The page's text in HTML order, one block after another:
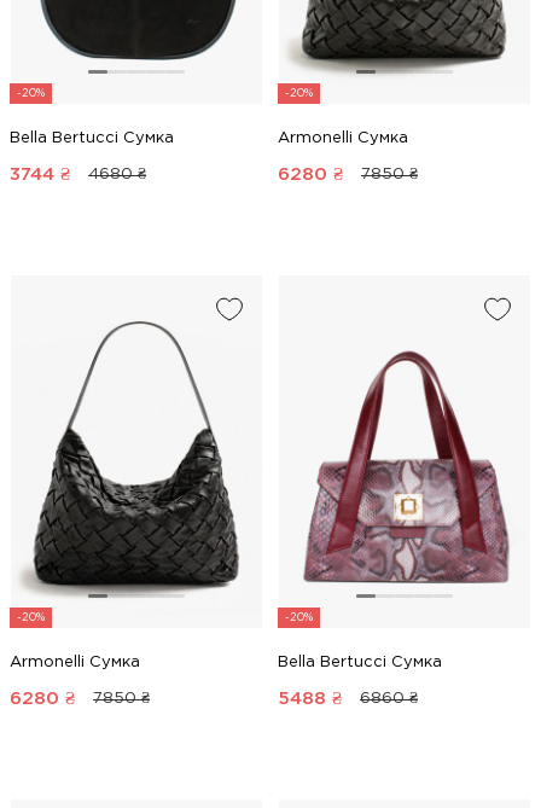
-20%
Bella Bertucci Сумка
3744 ₴ 4680 ₴
-20%
Armonelli Сумка
6280 ₴ 7850 ₴
-20%
Armonelli Сумка
6280 ₴ 7850 ₴
-20%
Bella Bertucci Сумка
5488 ₴ 6860 ₴